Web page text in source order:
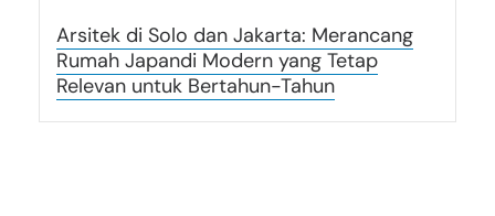
Arsitek di Solo dan Jakarta: Merancang
Rumah Japandi Modern yang Tetap
Relevan untuk Bertahun-Tahun